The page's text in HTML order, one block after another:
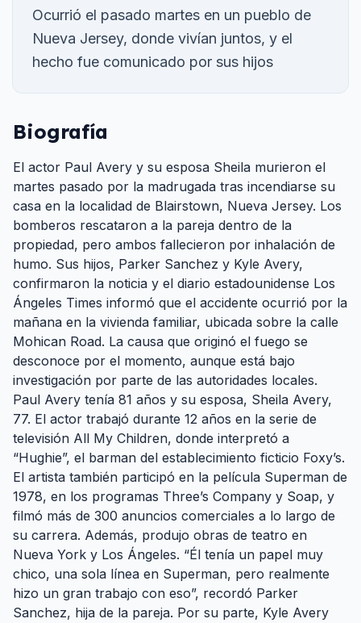
Ocurrió el pasado martes en un pueblo de
Nueva Jersey, donde vivían juntos, y el
hecho fue comunicado por sus hijos
Biografía
El actor Paul Avery y su esposa Sheila murieron el
martes pasado por la madrugada tras incendiarse su
casa en la localidad de Blairstown, Nueva Jersey. Los
bomberos rescataron a la pareja dentro de la
propiedad, pero ambos fallecieron por inhalación de
humo. Sus hijos, Parker Sanchez y Kyle Avery,
confirmaron la noticia y el diario estadounidense Los
Ángeles Times informó que el accidente ocurrió por la
mañana en la vivienda familiar, ubicada sobre la calle
Mohican Road. La causa que originó el fuego se
desconoce por el momento, aunque está bajo
investigación por parte de las autoridades locales.
Paul Avery tenía 81 años y su esposa, Sheila Avery,
77. El actor trabajó durante 12 años en la serie de
televisión All My Children, donde interpretó a
“Hughie”, el barman del establecimiento ficticio Foxy’s.
El artista también participó en la película Superman de
1978, en los programas Three’s Company y Soap, y
filmó más de 300 anuncios comerciales a lo largo de
su carrera. Además, produjo obras de teatro en
Nueva York y Los Ángeles. “Él tenía un papel muy
chico, una sola línea en Superman, pero realmente
hizo un gran trabajo con eso”, recordó Parker
Sanchez, hija de la pareja. Por su parte, Kyle Avery